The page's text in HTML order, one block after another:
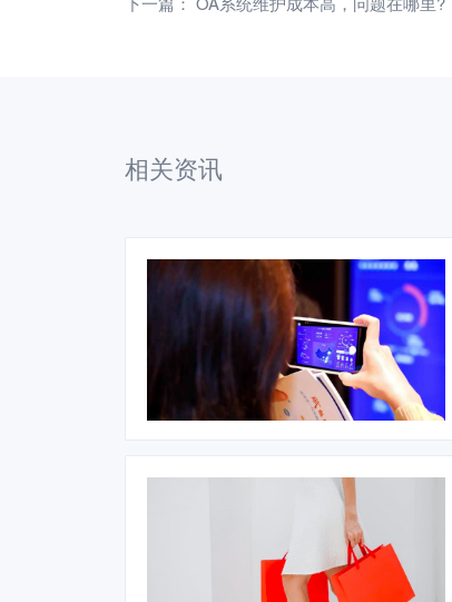
相关资讯